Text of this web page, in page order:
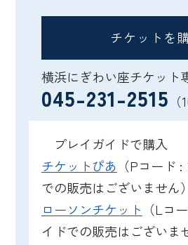
チケットを
横浜にぎわい座チケット
045-231-2515
プレイガイドで購入
チケットぴあ （Pコード
での販売はございません）
ローソンチケット （Lコ
イドでの販売はございま